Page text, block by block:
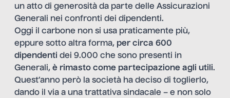
un atto di generosità da parte delle Assicurazioni
Generali nei confronti dei dipendenti.
Oggi il carbone non si usa praticamente più,
eppure sotto altra forma, per circa 600
dipendenti dei 9.000 che sono presenti in
Generali, è rimasto come partecipazione agli utili.
Quest’anno però la società ha deciso di toglierlo,
dando il via a una trattativa sindacale – e non solo